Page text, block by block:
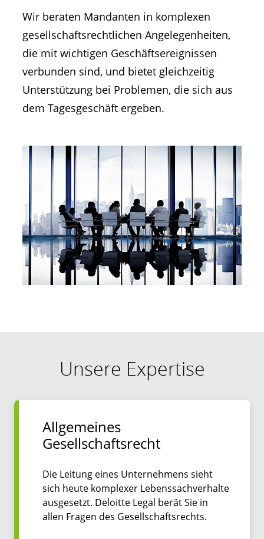
Wir beraten Mandanten in komplexen
gesellschaftsrechtlichen Angelegenheiten,
die mit wichtigen Geschäftsereignissen
verbunden sind, und bietet gleichzeitig
Unterstützung bei Problemen, die sich aus
dem Tagesgeschäft ergeben.
Unsere Expertise
Allgemeines
Gesellschaftsrecht
Die Leitung eines Unternehmens sieht
sich heute komplexer Lebenssachverhalte
ausgesetzt. Deloitte Legal berät Sie in
allen Fragen des Gesellschaftsrechts.